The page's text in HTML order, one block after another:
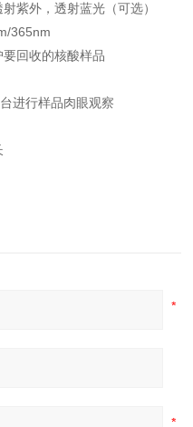
紫外，透射蓝光（可选）
365nm
回收的核酸样品
进行样品肉眼观察